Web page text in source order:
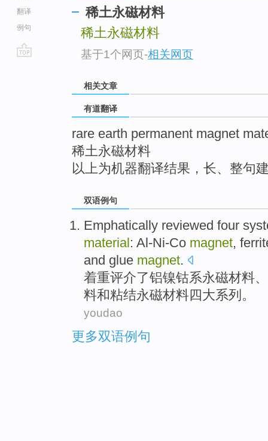
翻译
例句
稀土永磁材料
稀土永磁材料
基于1个网页-相关网页
相关文章
有道翻译
rare earth permanent magnet
稀土永磁材料
以上为机器翻译结果，长、整句
双语例句
Emphatically reviewed four
material: Al-Ni-Co magnet,
and glue magnet.
着重评介了铝镍钴系永磁材料、
料和粘结永磁材料四大系列。
youdao
更多双语例句